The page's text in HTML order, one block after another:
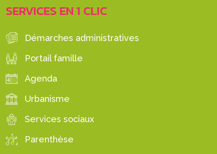
SERVICES EN 1 CLIC
Démarches administratives
Portail famille
Agenda
Urbanisme
Services sociaux
Parenthèse